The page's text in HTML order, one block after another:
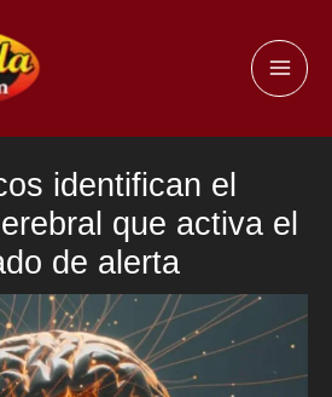
identifican el
que activa el
de alerta